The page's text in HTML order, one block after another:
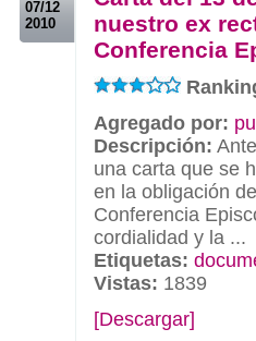
07/12
2010
nuestro ex
Conferencia
Agregado por:
Descripción:
una carta que se
en la obligación
Conferencia
cordialidad y la ...
Etiquetas:
Vistas: 1839
[Descargar]